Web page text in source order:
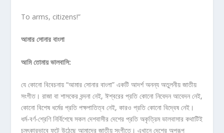
To arms, citizens!”
আমার সোনার বাংলা
আমি তোমায় ভালবাসি:
যে কোনো বিবেচনায় “আমার সোনার বাংলা” একটি আদর্শ অনন্য অতুলনীয় জাতীয়
সংগীত। রাজা বা শাসকের বন্দনা নেই, ঈশ্বরের প্রতি কোনো নিবেদন আবেদন নেই,
কোনো বিশেষ ধর্মের প্রতি পক্ষপাতিত্ব নেই, কারও প্রতি কোনো বিদ্বেষ নেই।
ধর্ম-বর্ণ-শ্রেণি নির্বিশেষে সকল দেশবাসীর দেশের প্রতি অকৃত্রিম ভালবাসার কথাটিই
চমৎকারভাবে ফুটে উঠেছে আমাদের জাতীয় সংগীতে। এখানে দেশের অপরূপ